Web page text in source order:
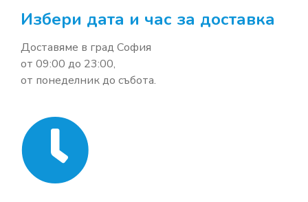
Избери дата и час за доставка
Доставяме в град София
от 09:00 до 23:00,
от понеделник до събота.